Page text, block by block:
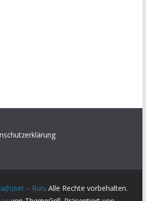
– Run. Alle Rechte vorbehalten.